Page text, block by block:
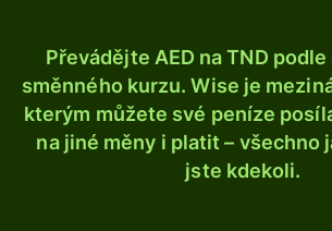
Převádějte AED na TND
směnného kurzu. Wise je
kterým můžete své peníze
na jiné měny i platit – všechno
jste kdekoli.